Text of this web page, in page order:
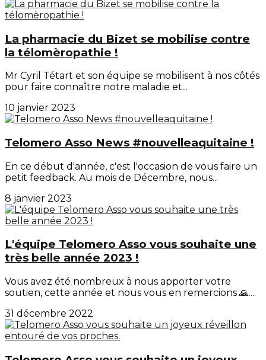
La pharmacie du Bizet se mobilise contre
la télomèropathie !
Mr Cyril Tétart et son équipe se mobilisent à nos côtés
pour faire connaître notre maladie et...
10 janvier 2023
Telomero Asso News #nouvelleaquitaine !
En ce début d'année, c'est l'occasion de vous faire un
petit feedback. Au mois de Décembre, nous...
8 janvier 2023
L'équipe Telomero Asso vous souhaite une
très belle année 2023 !
Vous avez été nombreux à nous apporter votre
soutien, cette année et nous vous en remercions 🙏....
31 décembre 2022